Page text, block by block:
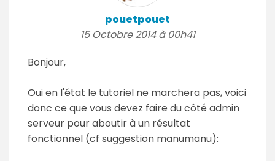
pouetpouet
15 Octobre 2014 à 00h41
Bonjour,
Oui en l'état le tutoriel ne marchera pas, voici
donc ce que vous devez faire du côté admin
serveur pour aboutir à un résultat
fonctionnel (cf suggestion manumanu):